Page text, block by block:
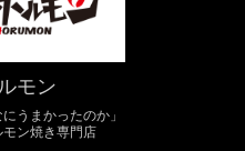
モン
うまかったのか」
ン焼き専門店